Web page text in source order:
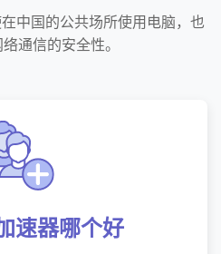
中国的公共场所使用电脑，也
通信的安全性。
速器哪个好